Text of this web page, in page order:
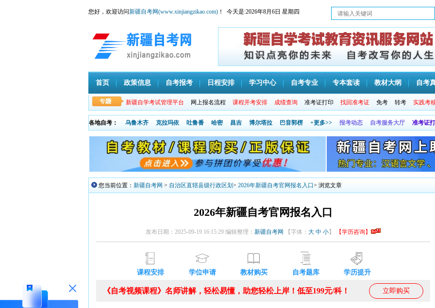
您好，欢迎访问新疆自考网(www.xinjiangzikao.com) ！ 今天是:2026年8月6日 星期四
首页 政策信息 自考报考 日程安排 学习中心 自考专业 专本套读 教材大纲 自考
新疆自学考试管理平台 网上报名流程 课程开考安排 成绩查询 准考证打印 找回准考证 免考 转考 实践考
各地自考： 乌鲁木齐 克拉玛依 吐鲁番 哈密 昌吉 博尔塔拉 巴音郭楞 +更多>> 报考动态 自考服务大厅 准考证
您当前位置： 新疆自考网 > 自治区直辖县级行政区划 > 2026年新疆自考官网报名入口> 浏览文章
2026年新疆自考官网报名入口
发布日期：2025-09-19 16:15:29 编辑整理： 新疆自考网 【字体： 大 中 小】 【学历咨询】
课程安排 学位申请 教材购买 自考题库 学历提升
立即购买
《自考视频课程》名师讲解，轻松易懂，助您轻松上岸！低至199元/科！